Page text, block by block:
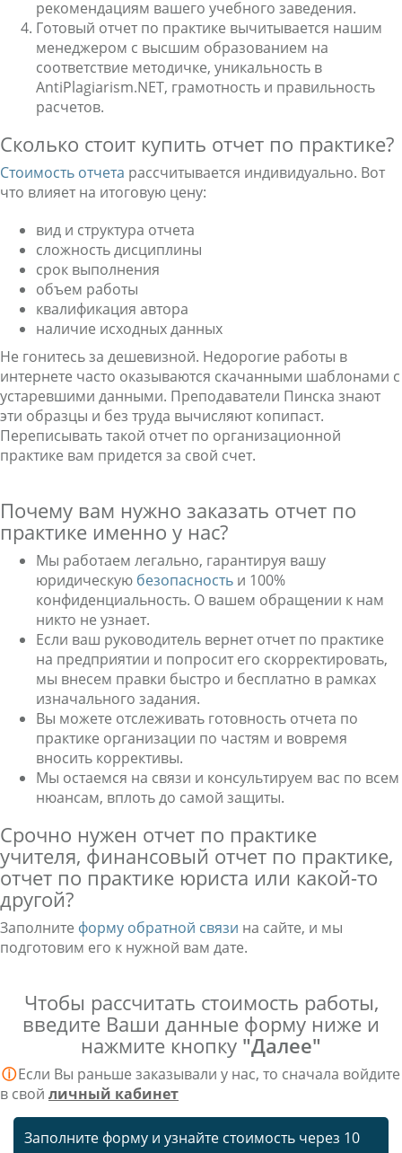
рекомендациям вашего учебного заведения.
Готовый отчет по практике вычитывается нашим
менеджером с высшим образованием на
соответствие методичке, уникальность в
AntiPlagiarism.NET, грамотность и правильность
расчетов.
Сколько стоит купить отчет по практике?
Стоимость отчета рассчитывается индивидуально. Вот
что влияет на итоговую цену:
вид и структура отчета
сложность дисциплины
срок выполнения
объем работы
квалификация автора
наличие исходных данных
Не гонитесь за дешевизной. Недорогие работы в
интернете часто оказываются скачанными шаблонами с
устаревшими данными. Преподаватели Пинска знают
эти образцы и без труда вычисляют копипаст.
Переписывать такой отчет по организационной
практике вам придется за свой счет.
Почему вам нужно заказать отчет по
практике именно у нас?
Мы работаем легально, гарантируя вашу
юридическую безопасность и 100%
конфиденциальность. О вашем обращении к нам
никто не узнает.
Если ваш руководитель вернет отчет по практике
на предприятии и попросит его скорректировать,
мы внесем правки быстро и бесплатно в рамках
изначального задания.
Вы можете отслеживать готовность отчета по
практике организации по частям и вовремя
вносить коррективы.
Мы остаемся на связи и консультируем вас по всем
нюансам, вплоть до самой защиты.
Срочно нужен отчет по практике
учителя, финансовый отчет по практике,
отчет по практике юриста или какой-то
другой?
Заполните форму обратной связи на сайте, и мы
подготовим его к нужной вам дате.
Чтобы рассчитать стоимость работы,
введите Ваши данные форму ниже и
нажмите кнопку "Далее"
ⓘЕсли Вы раньше заказывали у нас, то сначала войдите
в свой личный кабинет
Заполните форму и узнайте стоимость через 10